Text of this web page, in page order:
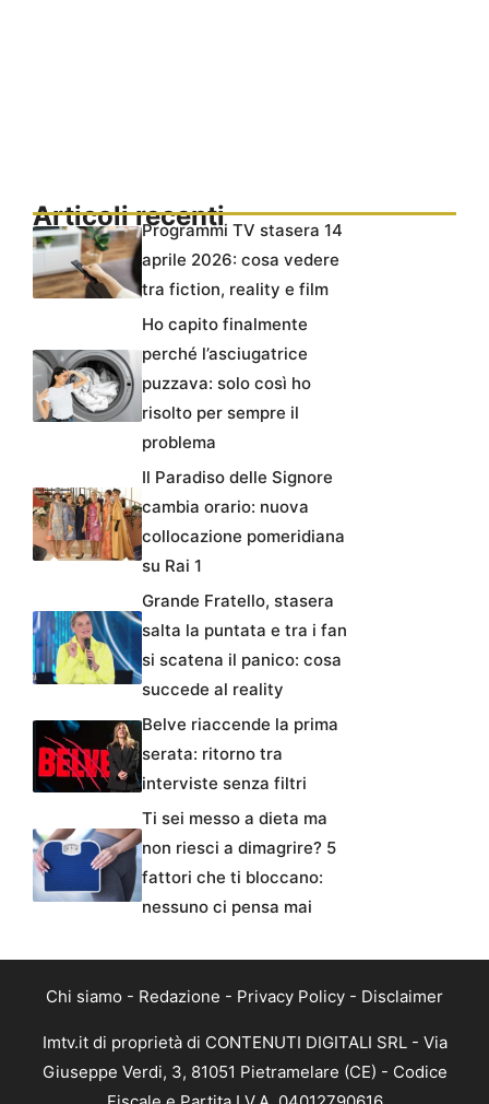
Articoli recentiProgrammi TV stasera 14
aprile 2026: cosa vedere
tra fiction, reality e film
Ho capito finalmente
perché l’asciugatrice
puzzava: solo così ho
risolto per sempre il
problema
Il Paradiso delle Signore
cambia orario: nuova
collocazione pomeridiana
su Rai 1
Grande Fratello, stasera
salta la puntata e tra i fan
si scatena il panico: cosa
succede al reality
Belve riaccende la prima
serata: ritorno tra
interviste senza filtri
Ti sei messo a dieta ma
non riesci a dimagrire? 5
fattori che ti bloccano:
nessuno ci pensa mai
Chi siamo - Redazione - Privacy Policy - Disclaimer
Imtv.it di proprietà di CONTENUTI DIGITALI SRL - Via
Giuseppe Verdi, 3, 81051 Pietramelare (CE) - Codice